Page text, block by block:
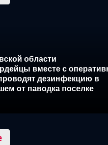
области
вместе с
дезинфекцию в
от паводка поселке